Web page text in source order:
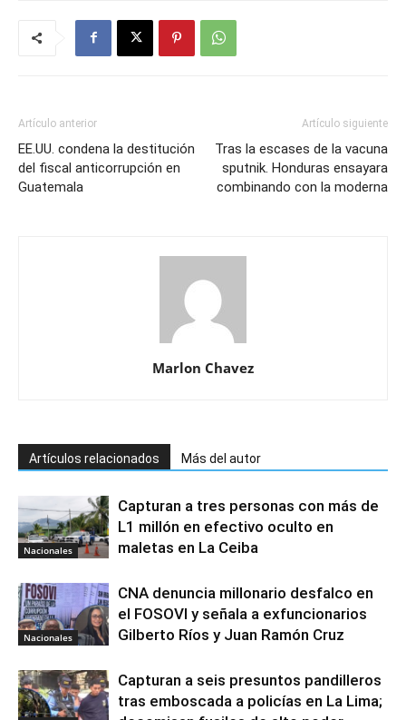
Artículo anterior
EE.UU. condena la destitución
del fiscal anticorrupción en
Guatemala
Artículo siguiente
Tras la escases de la vacuna
sputnik. Honduras ensayara
combinando con la moderna
Marlon Chavez
Artículos relacionados Más del autor
Nacionales
Capturan a tres personas con más de
L1 millón en efectivo oculto en
maletas en La Ceiba
Nacionales
CNA denuncia millonario desfalco en
el FOSOVI y señala a exfuncionarios
Gilberto Ríos y Juan Ramón Cruz
Capturan a seis presuntos pandilleros
tras emboscada a policías en La Lima;